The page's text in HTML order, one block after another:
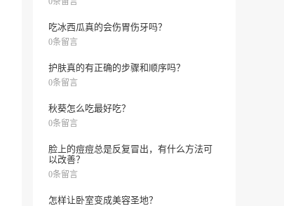
吃冰西瓜真的会伤胃伤牙吗？
0条留言
护肤真的有正确的步骤和顺序吗？
0条留言
秋葵怎么吃最好吃？
0条留言
脸上的痘痘总是反复冒出，有什么方法可
以改善？
0条留言
怎样让卧室变成美容圣地？